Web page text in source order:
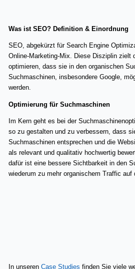
Was ist SEO? Definition & Einordnung
SEO, abgekürzt für Search Engine
Online-Marketing-Mix. Diese Disziplin zielt
optimieren, dass sie in den organischen
Suchmaschinen, insbesondere Google,
werden.
Optimierung für Suchmaschinen
Im Kern geht es bei der
so zu gestalten und zu verbessern, dass
Suchmaschinen entsprechen und die
als relevant und qualitativ hochwertig
dafür ist eine bessere Sichtbarkeit in den
wiederum zu mehr organischem Traffic auf
In unseren Case Studies finden Sie viele